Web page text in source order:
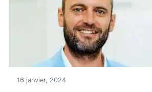
16 janvier, 2024